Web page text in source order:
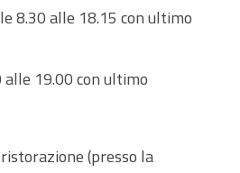
8.30 alle 18.15 con ultimo
19.00 con ultimo
(presso la